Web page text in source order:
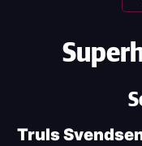
Truls